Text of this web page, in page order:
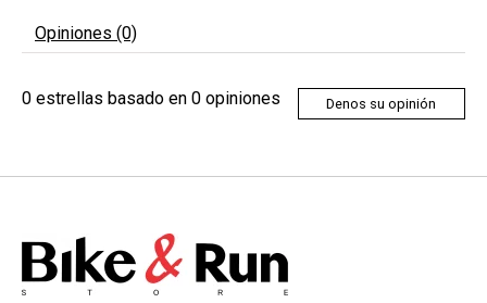
Opiniones (0)
0 estrellas basado en 0 opiniones Denos su opinión